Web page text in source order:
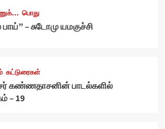
பொது
பாய்” – சுடோமு யமகுச்சி
கட்டுரைகள்
கண்ணதாசனின் பாடல்களில்
– 19